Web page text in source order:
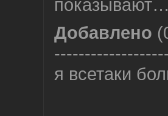
Добавлено
я всетаки